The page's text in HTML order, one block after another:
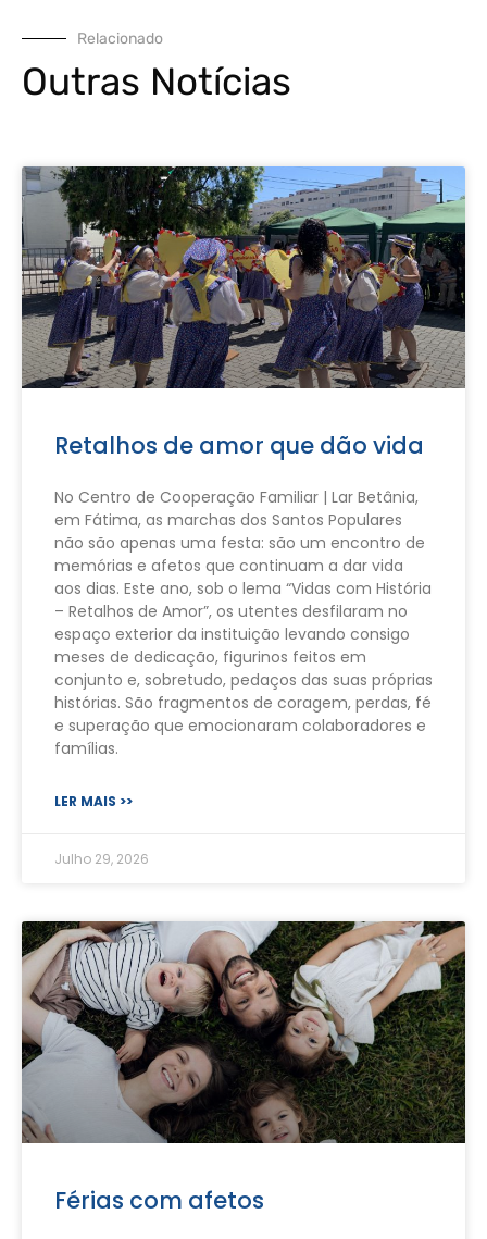
Relacionado
Outras Notícias
Retalhos de amor que dão vida
No Centro de Cooperação Familiar | Lar Betânia,
em Fátima, as marchas dos Santos Populares
não são apenas uma festa: são um encontro de
memórias e afetos que continuam a dar vida
aos dias. Este ano, sob o lema “Vidas com História
– Retalhos de Amor”, os utentes desfilaram no
espaço exterior da instituição levando consigo
meses de dedicação, figurinos feitos em
conjunto e, sobretudo, pedaços das suas próprias
histórias. São fragmentos de coragem, perdas, fé
e superação que emocionaram colaboradores e
famílias.
LER MAIS >>
Julho 29, 2026
Férias com afetos